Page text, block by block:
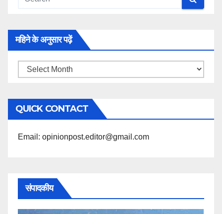
महिने के अनुसार पढ़ें
महिने
अनुसार
पढ़ें
QUICK CONTACT
Email: opinionpost.editor@gmail.com
संपादकीय